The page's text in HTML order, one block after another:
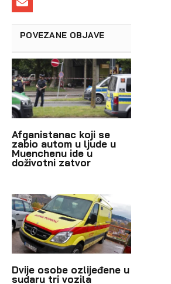
POVEZANE OBJAVE
Afganistanac koji se
zabio autom u ljude u
Muenchenu ide u
doživotni zatvor
Dvije osobe ozlijeđene u
sudaru tri vozila